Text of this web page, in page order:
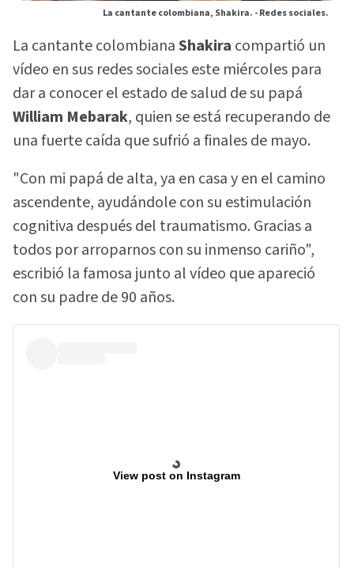
La cantante colombiana, Shakira. -Redes sociales.
La cantante colombianaShakira compartió un
vídeo en sus redes sociales este miércoles para
dar a conocer el estado de salud de su papá
William Mebarak, quien se está recuperando de
una fuerte caída que sufrió a finales de mayo.
"Con mi papá de alta, ya en casa y en el camino
ascendente, ayudándole con su estimulación
cognitiva después del traumatismo. Gracias a
todos por arroparnos con su inmenso cariño",
escribió la famosa junto al vídeo que apareció
con su padre de 90 años.
View post on Instagram